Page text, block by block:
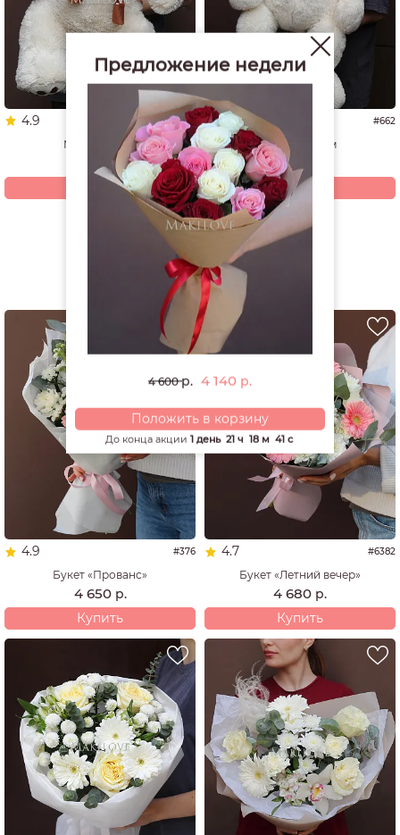
4.9 #1337
Мишка 60 см
4 940р.
Купить
5.0 #662
Мишка 70 см
4 200
Купить
Смотреть все открытки и игрушки
РЕКОМЕНДУЕМ
4.9 #376
Букет «Прованс»
4 650 р.
Купить
4.7 #6382
Букет «Летний вечер»
4 680 р.
Купить
Предложение недели
4 600р. 4 140 р.
Положить в корзину
До конца акции 1 день 21 ч 18 м 40 с